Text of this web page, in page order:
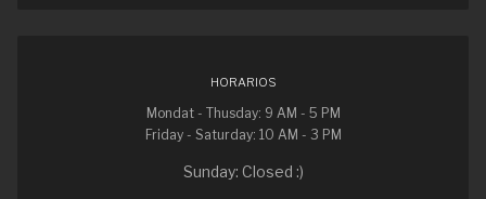
HORARIOS
Mondat - Thusday: 9 AM - 5 PM
Friday - Saturday: 10 AM - 3 PM
Sunday: Closed :)